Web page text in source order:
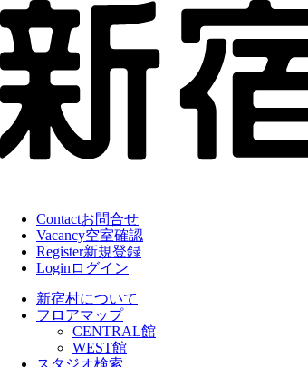
Contactお問合せ
Vacancy空室確認
Register新規登録
Loginログイン
新宿村について
フロアマップ
CENTRAL館
WEST館